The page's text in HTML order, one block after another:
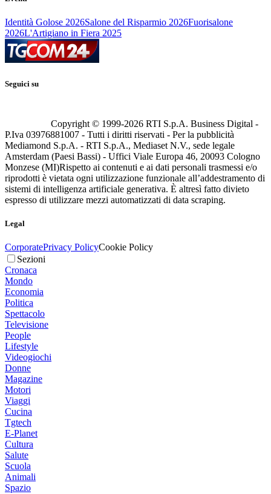
Identità Golose 2026Salone del Risparmio 2026Fuorisalone
2026L'Artigiano in Fiera 2025
Seguici su
Copyright © 1999-2026 RTI S.p.A. Business Digital -
P.Iva 03976881007 - Tutti i diritti riservati - Per la pubblicità
Mediamond S.p.A. - RTI S.p.A., Mediaset N.V., sede legale
Amsterdam (Paesi Bassi) - Uffici Viale Europa 46, 20093 Cologno
Monzese (MI)Rispetto ai contenuti e ai dati personali trasmessi e/o
riprodotti è vietata ogni utilizzazione funzionale all’addestramento di
sistemi di intelligenza artificiale generativa. È altresì fatto divieto
espresso di utilizzare mezzi automatizzati di data scraping.
Legal
CorporatePrivacy PolicyCookie Policy
Sezioni
Cronaca
Mondo
Economia
Politica
Spettacolo
Televisione
People
Lifestyle
Videogiochi
Donne
Magazine
Motori
Viaggi
Cucina
Tgtech
E-Planet
Cultura
Salute
Scuola
Animali
Spazio